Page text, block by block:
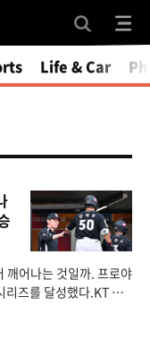
Life & Car
깨어나는 것일까. 프로야
리즈를 달성했다.KT 위